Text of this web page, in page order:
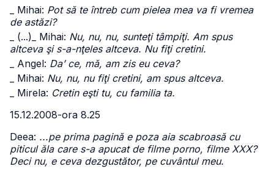
_ Mihai: Pot să te întreb cum pielea mea va fi vremea
de astăzi?
_ (...) _ Mihai: Nu, nu, nu, sunteţi tâmpiţi. Am spus
altceva şi s-a-nţeles altceva. Nu fiţi cretini.
_ Angel: Da’ ce, mă, am zis eu ceva?
_ Mihai: Nu, nu, nu fiţi cretini, am spus altceva.
_ Mirela: Cretin eşti tu, cu familia ta.
15.12.2008-ora 8.25
Deea: ...pe prima pagină e poza aia scabroasă cu
piticul ăla care s-a apucat de filme porno, filme XXX?
Deci nu, e ceva dezgustător, pe cuvântul meu.